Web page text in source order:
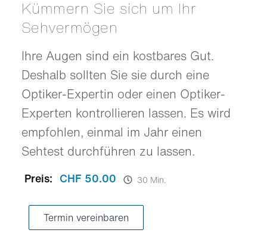
Kümmern Sie sich um Ihr
Sehvermögen
Ihre Augen sind ein kostbares Gut.
Deshalb sollten Sie sie durch eine
Optiker-Expertin oder einen Optiker-
Experten kontrollieren lassen. Es wird
empfohlen, einmal im Jahr einen
Sehtest durchführen zu lassen.
Preis: CHF 50.00 30 Min.
Termin vereinbaren